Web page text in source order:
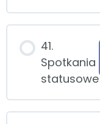
41.
Spotkania
statusowe